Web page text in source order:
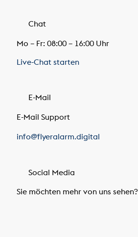
Chat
Mo – Fr: 08:00 – 16:00 Uhr
Live-Chat starten
E-Mail
E-Mail Support
info@flyeralarm.digital
Social Media
Sie möchten mehr von uns sehen?